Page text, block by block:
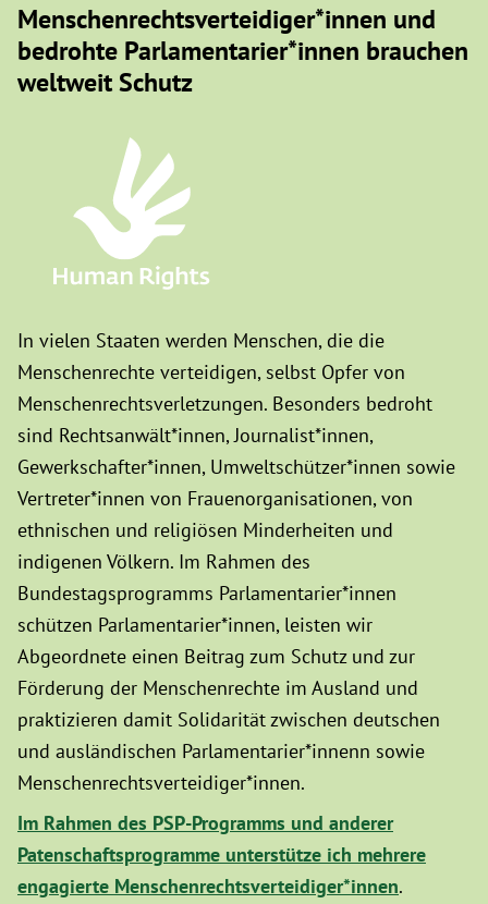
Menschenrechtsverteidiger*innen und
bedrohte Parlamentarier*innen brauchen
weltweit Schutz
In vielen Staaten werden Menschen, die die
Menschenrechte verteidigen, selbst Opfer von
Menschenrechtsverletzungen. Besonders bedroht
sind Rechtsanwält*innen, Journalist*innen,
Gewerkschafter*innen, Umweltschützer*innen sowie
Vertreter*innen von Frauenorganisationen, von
ethnischen und religiösen Minderheiten und
indigenen Völkern. Im Rahmen des
Bundestagsprogramms Parlamentarier*innen
schützen Parlamentarier*innen, leisten wir
Abgeordnete einen Beitrag zum Schutz und zur
Förderung der Menschenrechte im Ausland und
praktizieren damit Solidarität zwischen deutschen
und ausländischen Parlamentarier*innenn sowie
Menschenrechtsverteidiger*innen.
Im Rahmen des PSP-Programms und anderer
Patenschaftsprogramme unterstütze ich mehrere
engagierte Menschenrechtsverteidiger*innen.